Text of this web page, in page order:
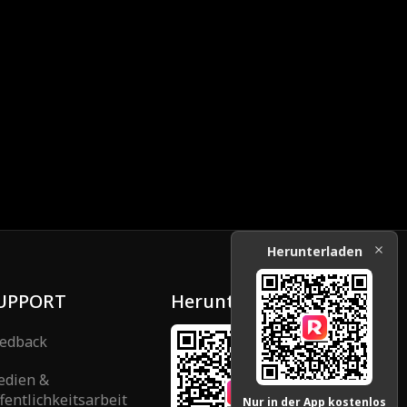
&
Herunterladen
Herunterladen
Nur in der App kostenlos